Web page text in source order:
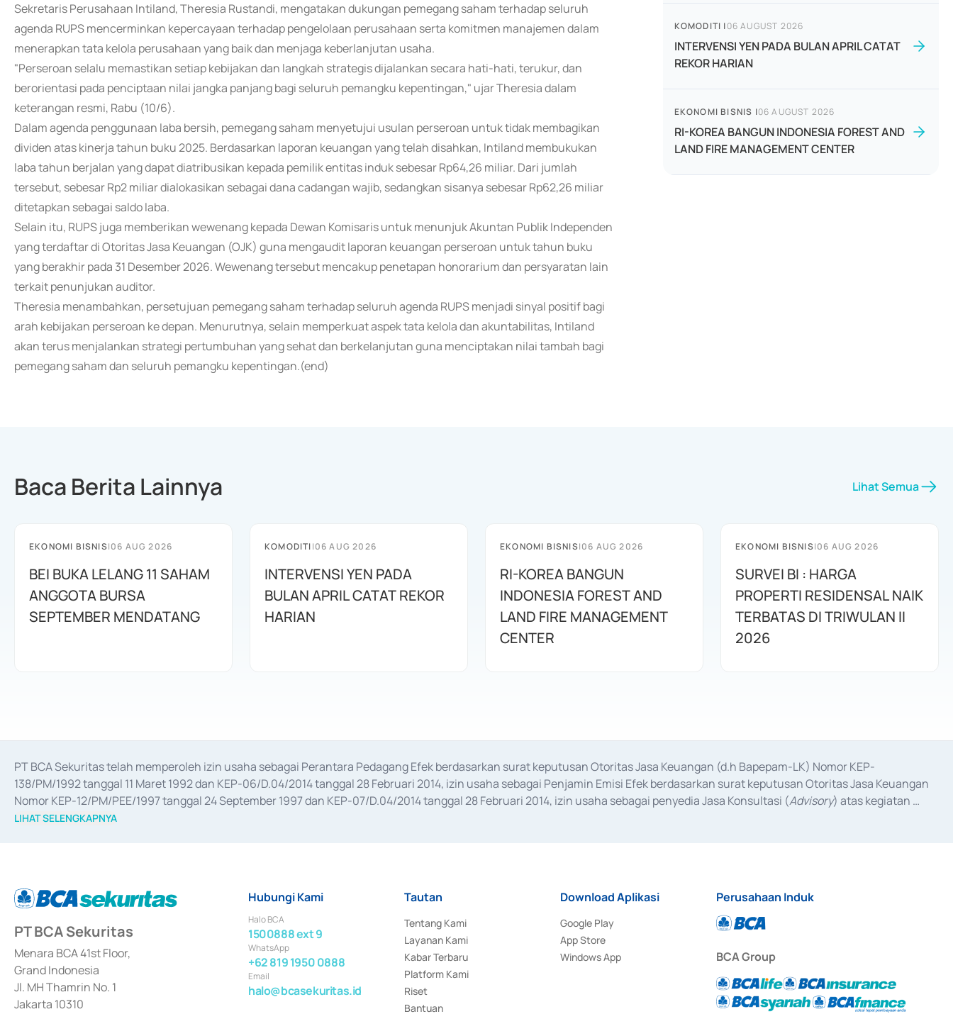
Sekretaris Perusahaan Intiland, Theresia Rustandi, mengatakan dukungan pemegang saham terhadap seluruh
agenda RUPS mencerminkan kepercayaan terhadap pengelolaan perusahaan serta komitmen manajemen dalam
menerapkan tata kelola perusahaan yang baik dan menjaga keberlanjutan usaha.
"Perseroan selalu memastikan setiap kebijakan dan langkah strategis dijalankan secara hati-hati, terukur, dan
berorientasi pada penciptaan nilai jangka panjang bagi seluruh pemangku kepentingan," ujar Theresia dalam
keterangan resmi, Rabu (10/6).
Dalam agenda penggunaan laba bersih, pemegang saham menyetujui usulan perseroan untuk tidak membagikan
dividen atas kinerja tahun buku 2025. Berdasarkan laporan keuangan yang telah disahkan, Intiland membukukan
laba tahun berjalan yang dapat diatribusikan kepada pemilik entitas induk sebesar Rp64,26 miliar. Dari jumlah
tersebut, sebesar Rp2 miliar dialokasikan sebagai dana cadangan wajib, sedangkan sisanya sebesar Rp62,26 miliar
ditetapkan sebagai saldo laba.
Selain itu, RUPS juga memberikan wewenang kepada Dewan Komisaris untuk menunjuk Akuntan Publik Independen
yang terdaftar di Otoritas Jasa Keuangan (OJK) guna mengaudit laporan keuangan perseroan untuk tahun buku
yang berakhir pada 31 Desember 2026. Wewenang tersebut mencakup penetapan honorarium dan persyaratan lain
terkait penunjukan auditor.
Theresia menambahkan, persetujuan pemegang saham terhadap seluruh agenda RUPS menjadi sinyal positif bagi
arah kebijakan perseroan ke depan. Menurutnya, selain memperkuat aspek tata kelola dan akuntabilitas, Intiland
akan terus menjalankan strategi pertumbuhan yang sehat dan berkelanjutan guna menciptakan nilai tambah bagi
pemegang saham dan seluruh pemangku kepentingan.(end)
KOMODITI |06 AUGUST 2026
INTERVENSI YEN PADA BULAN APRIL CATAT
REKOR HARIAN
EKONOMI BISNIS |06 AUGUST 2026
RI-KOREA BANGUN INDONESIA FOREST AND
LAND FIRE MANAGEMENT CENTER
Baca Berita Lainnya Lihat Semua
EKONOMI BISNIS|06 AUG 2026
BEI BUKA LELANG 11 SAHAM
ANGGOTA BURSA
SEPTEMBER MENDATANG
KOMODITI|06 AUG 2026
INTERVENSI YEN PADA
BULAN APRIL CATAT REKOR
HARIAN
EKONOMI BISNIS|06 AUG 2026
RI-KOREA BANGUN
INDONESIA FOREST AND
LAND FIRE MANAGEMENT
CENTER
EKONOMI BISNIS|06 AUG 2026
SURVEI BI : HARGA
PROPERTI RESIDENSAL NAIK
TERBATAS DI TRIWULAN II
2026
PT BCA Sekuritas telah memperoleh izin usaha sebagai Perantara Pedagang Efek berdasarkan surat keputusan Otoritas Jasa Keuangan (d.h Bapepam-LK) Nomor KEP-
138/PM/1992 tanggal 11 Maret 1992 dan KEP-06/D.04/2014 tanggal 28 Februari 2014, izin usaha sebagai Penjamin Emisi Efek berdasarkan surat keputusan Otoritas Jasa Keuangan
Nomor KEP-12/PM/PEE/1997 tanggal 24 September 1997 dan KEP-07/D.04/2014 tanggal 28 Februari 2014, izin usaha sebagai penyedia Jasa Konsultasi (Advisory) atas kegiatan
merger, akuisisi, divestasi, dan
LIHAT SELENGKAPNYA
PT BCA Sekuritas
Menara BCA 41st Floor,
Grand Indonesia
Jl. MH Thamrin No. 1
Jakarta 10310
Hubungi Kami
Halo BCA
1500888 ext 9
WhatsApp
+62 819 1950 0888
Email
halo@bcasekuritas.id
Tautan
Tentang Kami
Layanan Kami
Kabar Terbaru
Platform Kami
Riset
Bantuan
Download Aplikasi
Google Play
App Store
Windows App
Perusahaan Induk
BCA Group